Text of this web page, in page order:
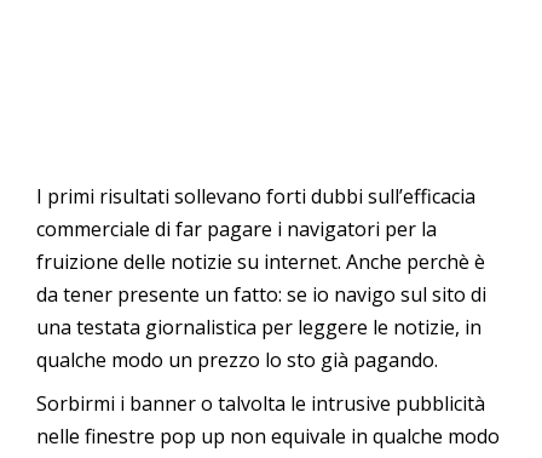
I primi risultati sollevano forti dubbi sull’efficacia
commerciale di far pagare i navigatori per la
fruizione delle notizie su internet. Anche perchè è
da tener presente un fatto: se io navigo sul sito di
una testata giornalistica per leggere le notizie, in
qualche modo un prezzo lo sto già pagando.
Sorbirmi i banner o talvolta le intrusive pubblicità
nelle finestre pop up non equivale in qualche modo